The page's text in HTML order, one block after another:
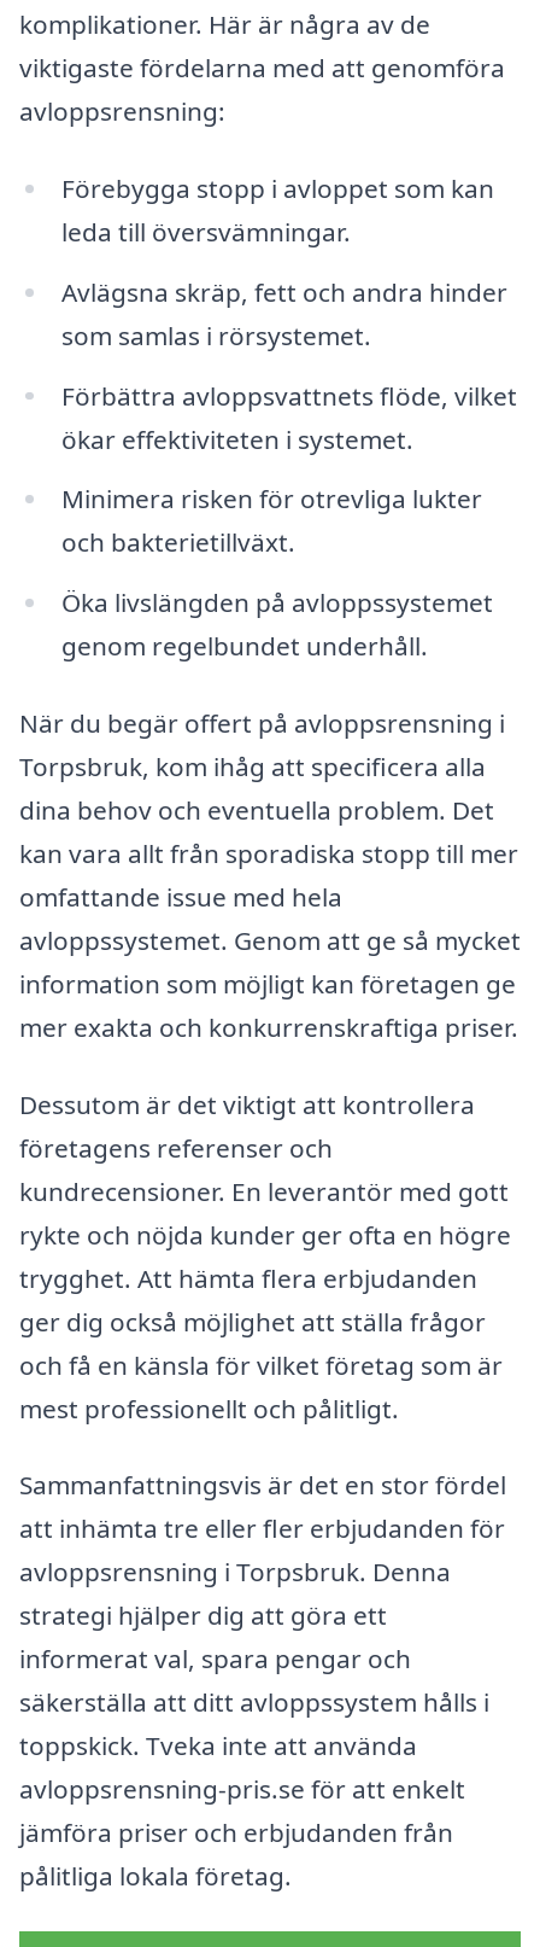
komplikationer. Här är några av de
viktigaste fördelarna med att genomföra
avloppsrensning:
Förebygga stopp i avloppet som kan
leda till översvämningar.
Avlägsna skräp, fett och andra hinder
som samlas i rörsystemet.
Förbättra avloppsvattnets flöde, vilket
ökar effektiviteten i systemet.
Minimera risken för otrevliga lukter
och bakterietillväxt.
Öka livslängden på avloppssystemet
genom regelbundet underhåll.
När du begär offert på avloppsrensning i
Torpsbruk, kom ihåg att specificera alla
dina behov och eventuella problem. Det
kan vara allt från sporadiska stopp till mer
omfattande issue med hela
avloppssystemet. Genom att ge så mycket
information som möjligt kan företagen ge
mer exakta och konkurrenskraftiga priser.
Dessutom är det viktigt att kontrollera
företagens referenser och
kundrecensioner. En leverantör med gott
rykte och nöjda kunder ger ofta en högre
trygghet. Att hämta flera erbjudanden
ger dig också möjlighet att ställa frågor
och få en känsla för vilket företag som är
mest professionellt och pålitligt.
Sammanfattningsvis är det en stor fördel
att inhämta tre eller fler erbjudanden för
avloppsrensning i Torpsbruk. Denna
strategi hjälper dig att göra ett
informerat val, spara pengar och
säkerställa att ditt avloppssystem hålls i
toppskick. Tveka inte att använda
avloppsrensning-pris.se för att enkelt
jämföra priser och erbjudanden från
pålitliga lokala företag.